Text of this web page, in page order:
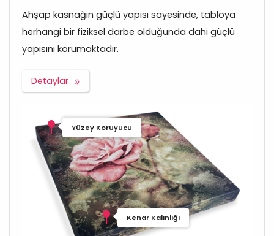
Ahşap kasnağın güçlü yapısı sayesinde, tabloya
herhangi bir fiziksel darbe olduğunda dahi güçlü
yapısını korumaktadır.
Detaylar
Yüzey Koruyucu
Kenar Kalınlığı